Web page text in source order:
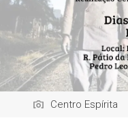
Centro Espírita